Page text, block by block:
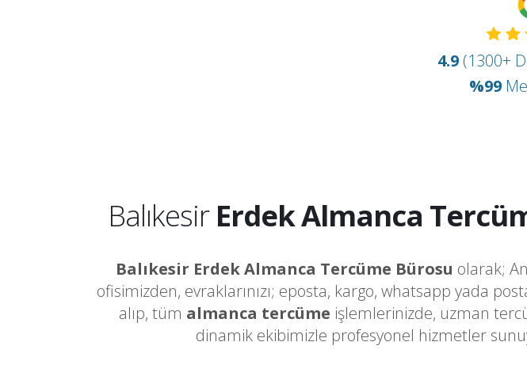
4.9 (1300+
%99
Balıkesir Erdek Almanca
Balıkesir Erdek Almanca Tercüme Bürosu olarak;
ofisimizden, evraklarınızı; eposta, kargo, whatsapp yada
alıp, tüm almanca tercüme işlemlerinizde, uzman
dinamik ekibimizle profesyonel hizmetler